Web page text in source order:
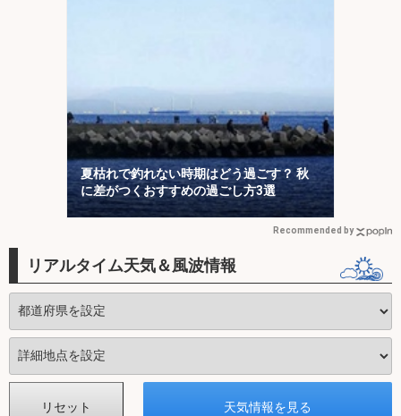
夏枯れで釣れない時期はどう過ごす？ 秋
に差がつくおすすめの過ごし方3選
Recommended by
リアルタイム天気＆風波情報